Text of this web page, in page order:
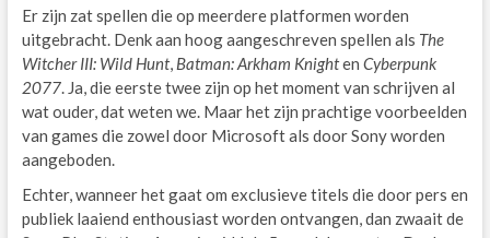
Er zijn zat spellen die op meerdere platformen worden
uitgebracht. Denk aan hoog aangeschreven spellen als The
Witcher III: Wild Hunt, Batman: Arkham Knighten Cyberpunk
2077. Ja, die eerste twee zijn op het moment van schrijven al
wat ouder, dat weten we. Maar het zijn prachtige voorbeelden
van games die zowel door Microsoft als door Sony worden
aangeboden.
Echter, wanneer het gaat om exclusieve titels die door pers en
publiek laaiend enthousiast worden ontvangen, dan zwaait de